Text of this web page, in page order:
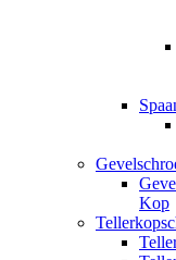
Kop